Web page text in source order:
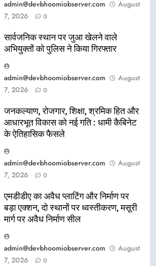
admin@devbhoomiobserver.com
August
7, 2026
0
सार्वजनिक स्थान पर जुआ खेलने वाले
अभियुक्तों को पुलिस ने किया गिरफ्तार
admin@devbhoomiobserver.com
August
7, 2026
0
जनकल्याण, रोजगार, शिक्षा, श्रमिक हित और
आधारभूत विकास को नई गति : धामी कैबिनेट
के ऐतिहासिक फैसले
admin@devbhoomiobserver.com
August
7, 2026
0
एमडीडीए का अवैध प्लाटिंग और निर्माण पर
बड़ा एक्शन, दो स्थानों पर ध्वस्तीकरण, मसूरी
मार्ग पर अवैध निर्माण सील
admin@devbhoomiobserver.com
August
7, 2026
0